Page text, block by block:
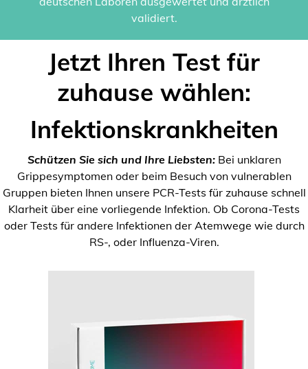
validiert.
Jetzt Ihren Test für
zuhause wählen:
Infektionskrankheiten
Schützen Sie sich und Ihre Liebsten:Bei unklaren
Grippesymptomen oder beim Besuch von vulnerablen
Gruppen bieten Ihnen unsere PCR-Tests für zuhause schnell
Klarheit über eine vorliegende Infektion. Ob Corona-Tests
oder Tests für andere Infektionen der Atemwege wie durch
RS-, oder Influenza-Viren.